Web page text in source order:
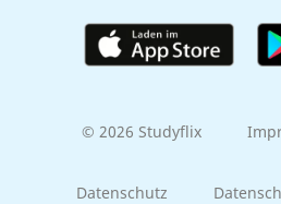
© 2026 Studyflix
Datenschutz